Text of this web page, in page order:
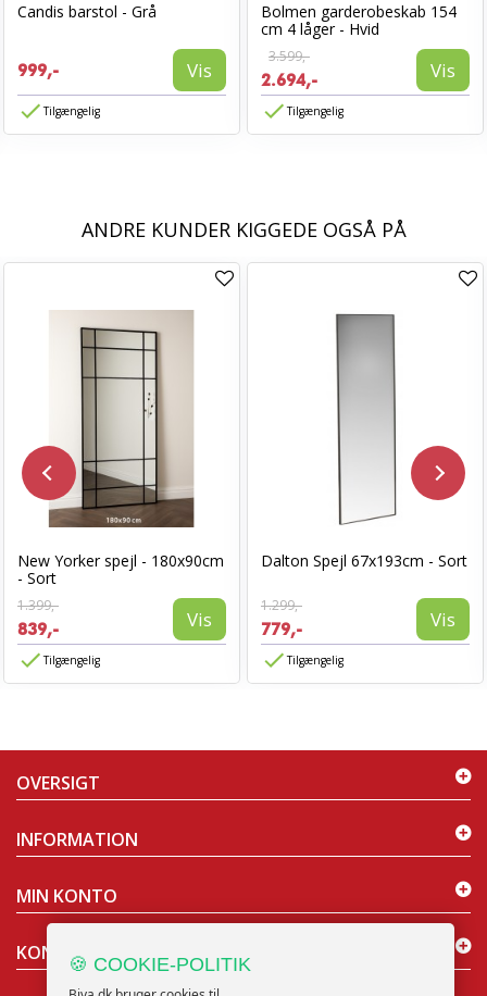
Candis barstol - Grå
999,- Vis
Tilgængelig
Bolmen garderobeskab 154
cm 4 låger - Hvid
3.599,-
2.694,- Vis
Tilgængelig
ANDRE KUNDER KIGGEDE OGSÅ PÅ
New Yorker spejl - 180x90cm
- Sort
1.399,-
839,- Vis
Tilgængelig
Dalton Spejl 67x193cm - Sort
1.299,-
779,- Vis
Tilgængelig
OVERSIGT
INFORMATION
MIN KONTO
KONTAKT OS
🍪 COOKIE-POLITIK